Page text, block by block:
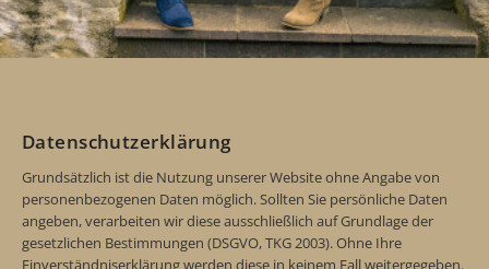
Datenschutzerklärung
Grundsätzlich ist die Nutzung unserer Website ohne Angabe von
personenbezogenen Daten möglich. Sollten Sie persönliche Daten
angeben, verarbeiten wir diese ausschließlich auf Grundlage der
gesetzlichen Bestimmungen (DSGVO, TKG 2003). Ohne Ihre
Einverständniserklärung werden diese in keinem Fall weitergegeben.